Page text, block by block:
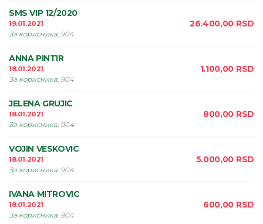
SMS VIP 12/2020
19.01.2021
За корисника: 904
26.400,00 RSD
ANNA PINTIR
18.01.2021
За корисника: 904
1.100,00 RSD
JELENA GRUJIC
18.01.2021
За корисника: 904
800,00 RSD
VOJIN VESKOVIC
18.01.2021
За корисника: 904
5.000,00 RSD
IVANA MITROVIC
18.01.2021
За корисника: 904
600,00 RSD